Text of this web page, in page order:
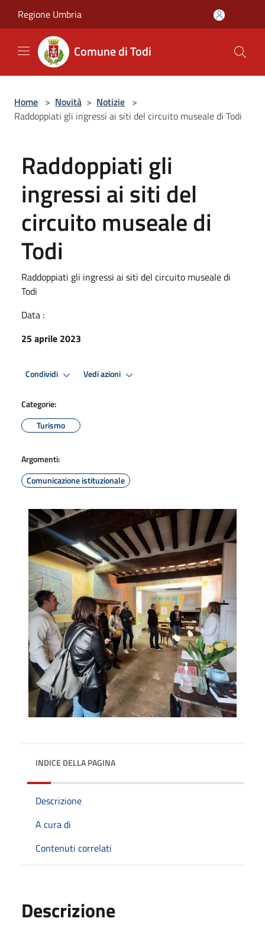
Regione Umbria
Comune di Todi
Home > Novità > Notizie >
Raddoppiati gli ingressi ai siti del circuito museale di Todi
Raddoppiati gli
ingressi ai siti del
circuito museale di
Todi
Raddoppiati gli ingressi ai siti del circuito museale di
Todi
Data :
25 aprile 2023
Condividi Vedi azioni
Categorie:
Turismo
Argomenti:
Comunicazione istituzionale
INDICE DELLA PAGINA
Descrizione
A cura di
Contenuti correlati
Descrizione